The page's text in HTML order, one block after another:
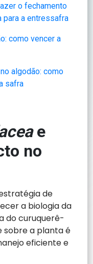
o fechamento
para a entressafra
como vencer a
algodão: como
safra
e
no
de
a biologia da
do curuquerê-
sobre a planta é
eficiente e